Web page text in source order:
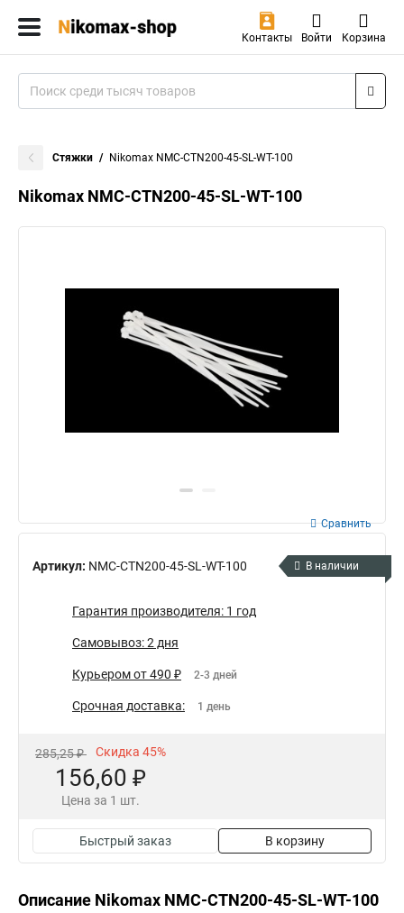
Контакты Войти Корзина
Стяжки Nikomax NMC-CTN200-45-SL-WT-100
Nikomax NMC-CTN200-45-SL-WT-100
Артикул: NMC-CTN200-45-SL-WT-100
Сравнить
В наличии
Гарантия производителя: 1 год
Самовывоз: 2 дня
Курьером от 490 ₽ 2-3 дней
Срочная доставка: 1 день
285,25 ₽ Скидка 45%
156,60 ₽
Цена за 1 шт.
Быстрый заказ В корзину
Описание Nikomax NMC-CTN200-45-SL-WT-100